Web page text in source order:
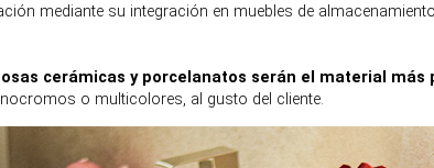
mediante su integración en muebles de
cerámicas y porcelanatos serán el material más
o multicolores, al gusto del cliente.